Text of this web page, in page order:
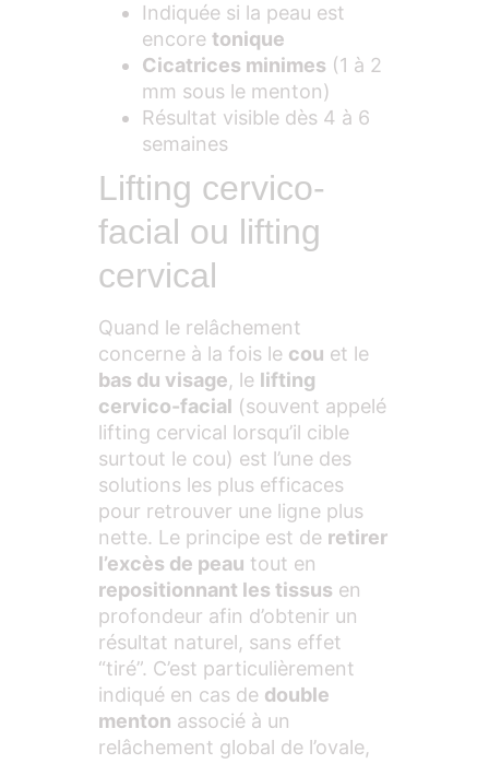
Indiquée si la peau est
encore tonique
Cicatrices minimes (1 à 2
mm sous le menton)
Résultat visible dès 4 à 6
semaines
Lifting cervico-
facial ou lifting
cervical
Quand le relâchement
concerne à la fois le cou et le
bas du visage, le lifting
cervico-facial (souvent appelé
lifting cervical lorsqu’il cible
surtout le cou) est l’une des
solutions les plus efficaces
pour retrouver une ligne plus
nette. Le principe est de retirer
l’excès de peau tout en
repositionnant les tissus en
profondeur afin d’obtenir un
résultat naturel, sans effet
“tiré”. C’est particulièrement
indiqué en cas de double
menton associé à un
relâchement global de l’ovale,